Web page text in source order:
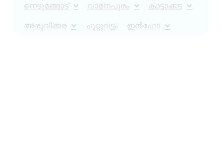
നെടുമങ്ങാട് വാമനപുരം കാട്ടാക്കട
അരുവിക്കര ചുറ്റുവട്ടം ഇൻഫോ